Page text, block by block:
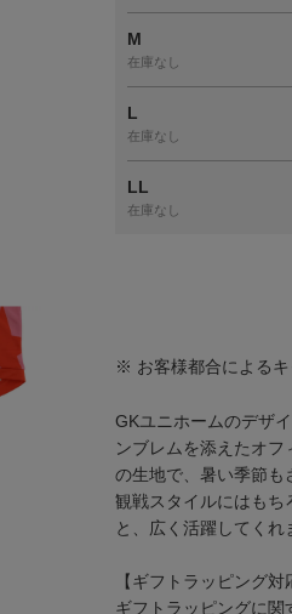
M
在庫なし
L
在庫なし
LL
在庫なし
※ お客様都合によるキ
GKユニホームのデザ
ンブレムを添えたオ
の生地で、暑い季節も
観戦スタイルにはもち
と、広く活躍してくれ
【ギフトラッピング対
ギフトラッピングに関